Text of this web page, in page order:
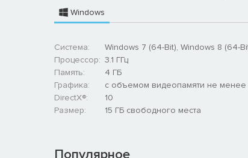
Windows
Система:
Windows 7 (64-Bit), Windows 8 (64-
Процессор: 3.1 ГГц
Память:
4 ГБ
Графика:
с объемом видеопамяти не
DirectX®:
10
Размер:
15 ГБ свободного места
Популярное